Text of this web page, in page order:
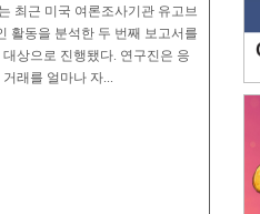
최근 미국 여론조사기관 유고브
활동을 분석한 두 번째 보고서를
상으로 진행됐다. 연구진은 응
래를 얼마나 자...